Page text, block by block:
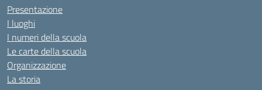
Presentazione
I luoghi
I numeri della scuola
Le carte della scuola
Organizzazione
La storia